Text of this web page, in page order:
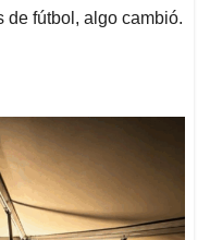
de fútbol, algo cambió.